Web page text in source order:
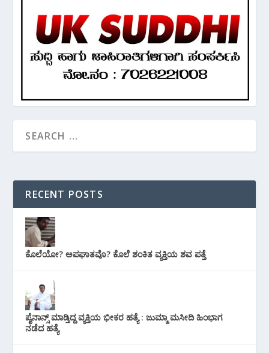
RECENT POSTS
ಕೊಲೆಯೋ? ಅಪಘಾತವೊ? ಕೊಲೆ ಶಂಕಿತ ವ್ಯಕ್ತಿಯ ಶವ ಪತ್ತೆ
ಪೈನಾನ್ಸ್ ಮಾಡ್ತಿದ್ದ ವ್ಯಕ್ತಿಯ ಭೀಕರ‌ ಹತ್ಯೆ : ಜುಮ್ಮಾ ಮಸೀದಿ ಹಿಂಭಾಗ
ನಡೆದ ಹತ್ಯೆ